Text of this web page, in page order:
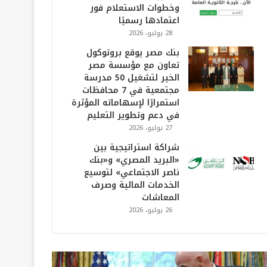
وخطوات الاستعلام فور
اعتمادها رسميًا
28 يوليو، 2026
بنك مصر يوقع بروتوكول
تعاون مع مؤسسة مصر
الخير لتشغيل 50 مدرسة
مجتمعية في 7 محافظات
استمرارًا لإسهاماته المؤثرة
في دعم وتطوير التعليم
27 يوليو، 2026
شراكة استراتيجية بين
«البريد المصري» و«بنك
ناصر الاجتماعي» لتوسيع
الخدمات المالية وصرف
المعاشات
26 يوليو، 2026